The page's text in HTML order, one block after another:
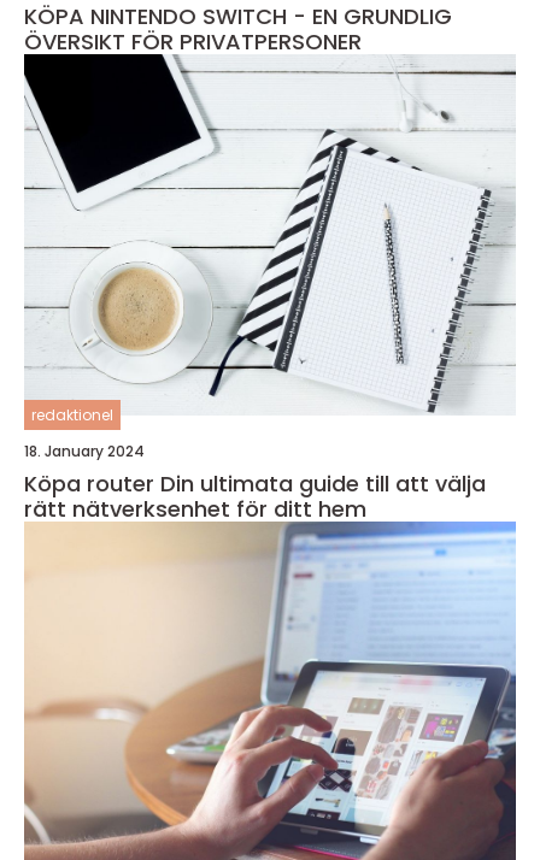
KÖPA NINTENDO SWITCH - EN GRUNDLIG
ÖVERSIKT FÖR PRIVATPERSONER
redaktionel
18. January 2024
Köpa router Din ultimata guide till att välja
rätt nätverksenhet för ditt hem